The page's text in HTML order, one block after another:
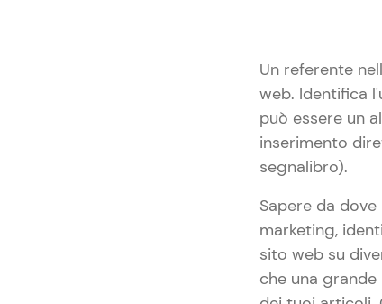
Un referente
web. Identifica
può essere un
inserimento
segnalibro).
Sapere da
marketing,
sito web su
che una